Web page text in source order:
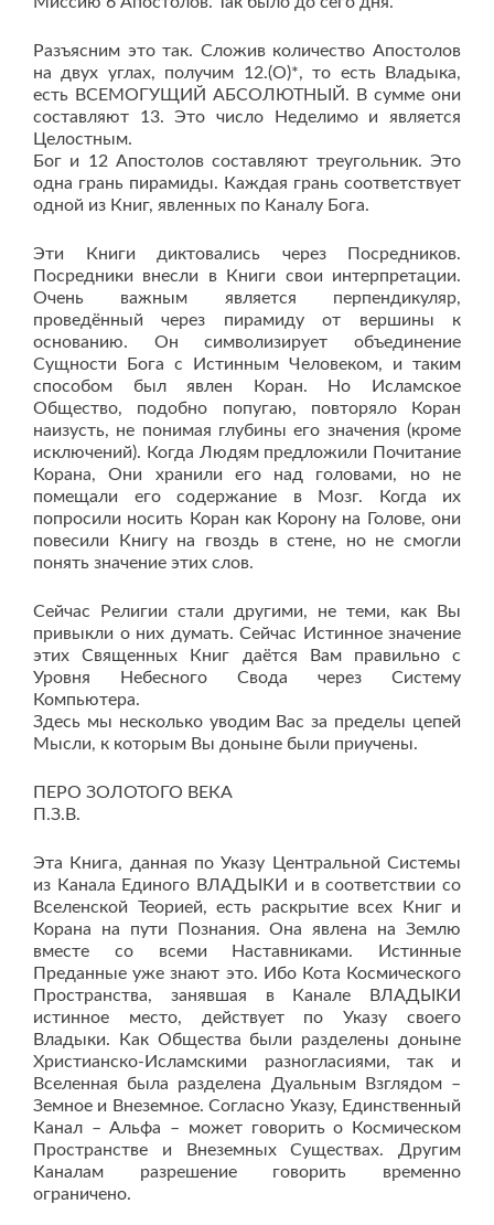
Разъясним это так. Сложив количество Апостолов
на двух углах, получим 12.(О)*, то есть Владыка,
есть ВСЕМОГУЩИЙ АБСОЛЮТНЫЙ. В сумме они
составляют 13. Это число Неделимо и является
Целостным.
Бог и 12 Апостолов составляют треугольник. Это
одна грань пирамиды. Каждая грань соответствует
одной из Книг, явленных по Каналу Бога.
Эти Книги диктовались через Посредников.
Посредники внесли в Книги свои интерпретации.
Очень важным является перпендикуляр,
проведённый через пирамиду от вершины к
основанию. Он символизирует объединение
Сущности Бога с Истинным Человеком, и таким
способом был явлен Коран. Но Исламское
Общество, подобно попугаю, повторяло Коран
наизусть, не понимая глубины его значения (кроме
исключений). Когда Людям предложили Почитание
Корана, Они хранили его над головами, но не
помещали его содержание в Мозг. Когда их
попросили носить Коран как Корону на Голове, они
повесили Книгу на гвоздь в стене, но не смогли
понять значение этих слов.
Сейчас Религии стали другими, не теми, как Вы
привыкли о них думать. Сейчас Истинное значение
этих Священных Книг даётся Вам правильно с
Уровня Небесного Свода через Систему
Компьютера.
Здесь мы несколько уводим Вас за пределы цепей
Мысли, к которым Вы доныне были приучены.
ПЕРО ЗОЛОТОГО ВЕКА
П.З.В.
Эта Книга, данная по Указу Центральной Системы
из Канала Единого ВЛАДЫКИ и в соответствии со
Вселенской Теорией, есть раскрытие всех Книг и
Корана на пути Познания. Она явлена на Землю
вместе со всеми Наставниками. Истинные
Преданные уже знают это. Ибо Кота Космического
Пространства, занявшая в Канале ВЛАДЫКИ
истинное место, действует по Указу своего
Владыки. Как Общества были разделены доныне
Христианско-Исламскими разногласиями, так и
Вселенная была разделена Дуальным Взглядом –
Земное и Внеземное. Согласно Указу, Единственный
Канал – Альфа – может говорить о Космическом
Пространстве и Внеземных Существах. Другим
Каналам разрешение говорить временно
ограничено.